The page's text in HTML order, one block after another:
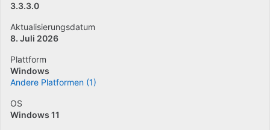
3.3.3.0
Aktualisierungsdatum
8. Juli 2026
Plattform
Windows
Andere Platformen (1)
OS
Windows 11